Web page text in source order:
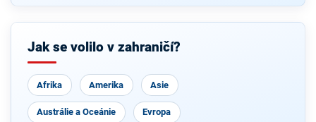
Jak se volilo v zahraničí?
Afrika Amerika Asie
Austrálie a Oceánie Evropa